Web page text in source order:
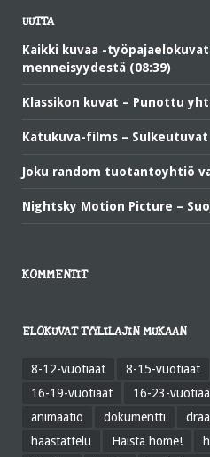
UUTTA
Kaikki kuvaa -
menneisyydestä (08:39)
Klassikon kuvat – Punottu
Katukuva-films –
Joku random tuotantoyhtiö
Nightsky Motion Picture –
KOMMENTIT
ELOKUVAT TYYLILAJIN MUKAAN
8-12-vuotiaat 8-15-vuotiaat
16-19-vuotiaat
16-23-
animaatio
dokumentti
haastattelu
Haista home!